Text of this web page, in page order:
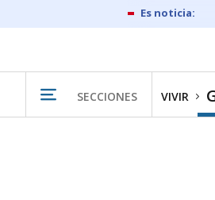
SECCIONES VIVIR